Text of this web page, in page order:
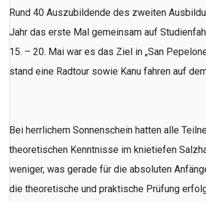
Rund 40 Auszubildende des zweiten
Jahr das erste Mal gemeinsam auf
15. – 20. Mai war es das Ziel in „San
stand eine Radtour sowie Kanu fahren auf
Bei herrlichem Sonnenschein hatten alle
theoretischen Kenntnisse im knietiefen
weniger, was gerade für die absoluten
die theoretische und praktische Prüfung